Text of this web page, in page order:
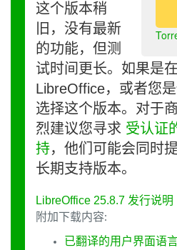
这个版本稍
旧，没有最新
的功能，但测
试时间更长。如果是
LibreOffice，或者您
选择这个版本。对于
烈建议您寻求 受认证
持，他们可能会同时
长期支持版本。
LibreOffice 25.8.7 发行说明
附加下载内容:
已翻译的用户界面语